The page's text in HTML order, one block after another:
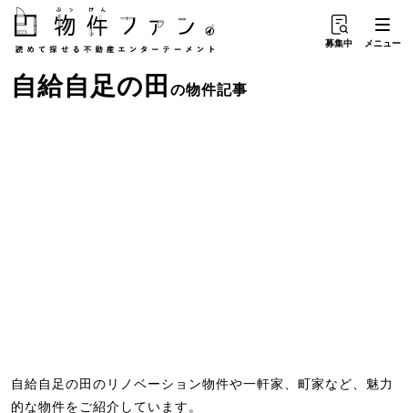
募集中 メニュー
自給自足の田の物件記事
自給自足の田のリノベーション物件や一軒家、町家など、魅力
的な物件をご紹介しています。